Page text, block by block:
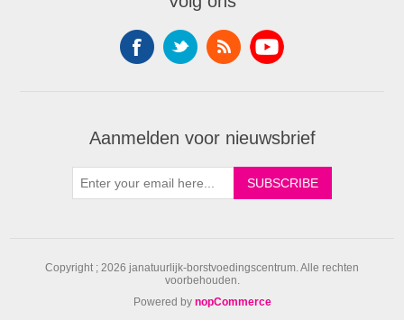
Aanmelden voor nieuwsbrief
Copyright ; 2026 janatuurlijk-borstvoedingscentrum. Alle rechten
voorbehouden.
Powered by nopCommerce